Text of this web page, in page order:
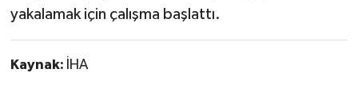
yakalamak için çalışma başlattı.
Kaynak: İHA